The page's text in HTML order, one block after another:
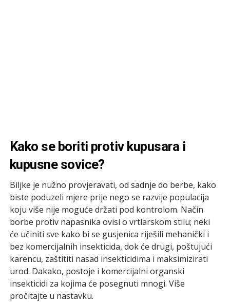
Kako se boriti protiv kupusara i
kupusne sovice?
Biljke je nužno provjeravati, od sadnje do berbe, kako
biste poduzeli mjere prije nego se razvije populacija
koju više nije moguće držati pod kontrolom. Način
borbe protiv napasnika ovisi o vrtlarskom stilu; neki
će učiniti sve kako bi se gusjenica riješili mehanički i
bez komercijalnih insekticida, dok će drugi, poštujući
karencu, zaštititi nasad insekticidima i maksimizirati
urod. Dakako, postoje i komercijalni organski
insekticidi za kojima će posegnuti mnogi. Više
pročitajte u nastavku.